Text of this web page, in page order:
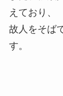
えており、
故人をそば
す。